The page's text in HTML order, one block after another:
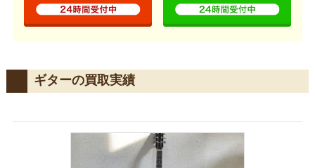
ギターの買取実績